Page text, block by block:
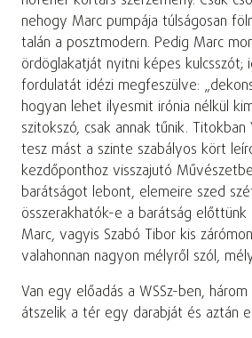
nehogy Marc pumpája túlságosan
talán a posztmodern. Pedig Marc
ördöglakatját nyitni képes kulcsszót;
fordulatát idézi megfeszülve:
hogyan lehet ilyesmit irónia nélkül
szitokszó, csak annak tűnik. Titokban
tesz mást a szinte szabályos kört
kezdőponthoz visszajutó
barátságot lebont, elemeire szed
összerakhatók-e a barátság
Marc, vagyis Szabó Tibor kis
valahonnan nagyon mélyről szól,
Van egy előadás a WSSz-ben,
átszelik a tér egy darabját és aztán